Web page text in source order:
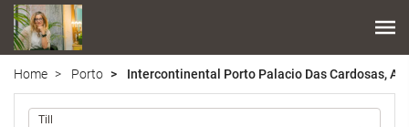
Home Porto Intercontinental Porto Palacio Das Cardosas, An
Till